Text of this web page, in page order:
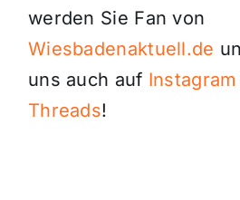
werden Sie Fan von
Wiesbadenaktuell.de
uns auch auf Instagram
Threads!